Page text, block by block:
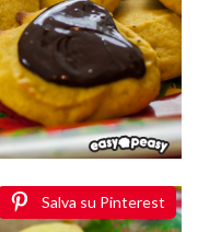
Salva su Pinterest